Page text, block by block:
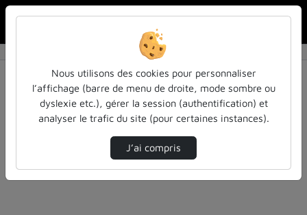
Résultats de la recherche
Filtres actifs (cliquer pour en retirer) :
cap-sur-lenseignement-superieur-2023
education
Nous utilisons des cookies pour personnaliser
l’affichage (barre de menu de droite, mode sombre ou
dyslexie etc.), gérer la session (authentification) et
analyser le trafic du site (pour certaines instances).
J’ai compris